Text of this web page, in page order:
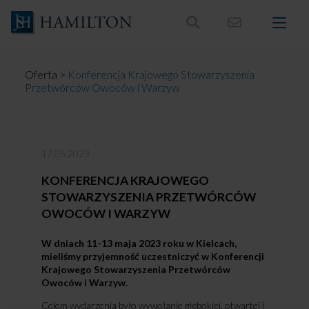
treści
Oferta > Konferencja Krajowego Stowarzyszenia
Przetwórców Owoców i Warzyw
KONFERENCJA KRAJOWEGO
STOWARZYSZENIA PRZETWÓRCÓW
OWOCÓW I WARZYW
W dniach 11-13 maja 2023 roku w Kielcach,
mieliśmy przyjemność uczestniczyć w Konferencji
Krajowego Stowarzyszenia Przetwórców
Owoców i Warzyw.
Celem wydarzenia było wywołanie głębokiej, otwartej i